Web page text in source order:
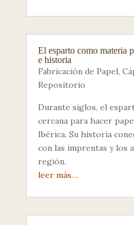
El esparto como materia
e historia
Fabricación de Papel,
Repositorio
Durante siglos, el
cercana para hacer
Ibérica. Su historia
con las imprentas y los
región.
leer más…